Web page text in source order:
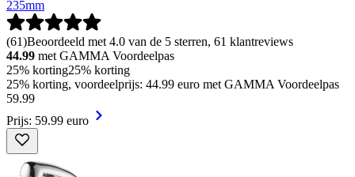
235mm
(61)Beoordeeld met 4.0 van de 5 sterren, 61 klantreviews
44.99 met GAMMA Voordeelpas
25% korting25% korting
25% korting, voordeelprijs: 44.99 euro met GAMMA Voordeelpas
59.99
Prijs: 59.99 euro